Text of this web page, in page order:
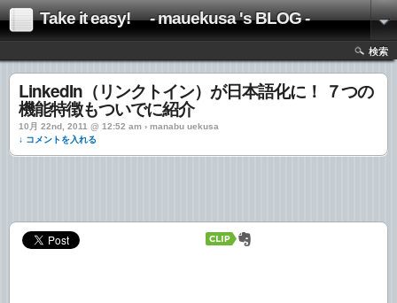
Take it easy! - mauekusa 's BLOG -
検索
LinkedIn（リンクトイン）が日本語化に！ ７つの
機能特徴もついでに紹介
10月 22nd, 2011 @ 12:52 am › manabu uekusa
↓ コメントを入れる